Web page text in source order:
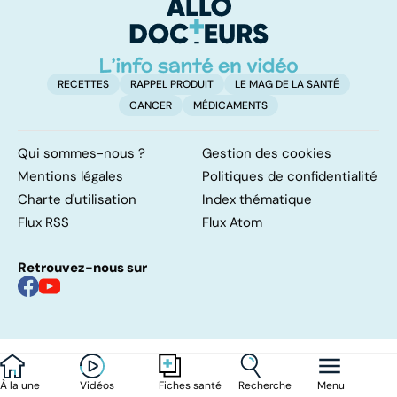
À la une Vidéos Fiches santé Recherche Menu
RECETTES RAPPEL PRODUIT
LE MAG DE LA SANTÉ
CANCER
MÉDICAMENTS
Qui sommes-nous ?
Gestion des cookies
Mentions légales
Politiques de confidentialité
Charte d'utilisation
Index thématique
Flux RSS
Flux Atom
Retrouvez-nous sur